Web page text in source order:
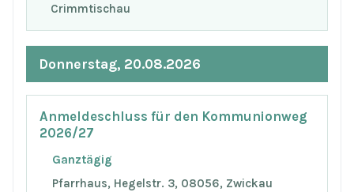
Crimmtischau
Donnerstag, 20.08.2026
Anmeldeschluss für den Kommunionweg
2026/27
Ganztägig
Pfarrhaus, Hegelstr. 3, 08056, Zwickau